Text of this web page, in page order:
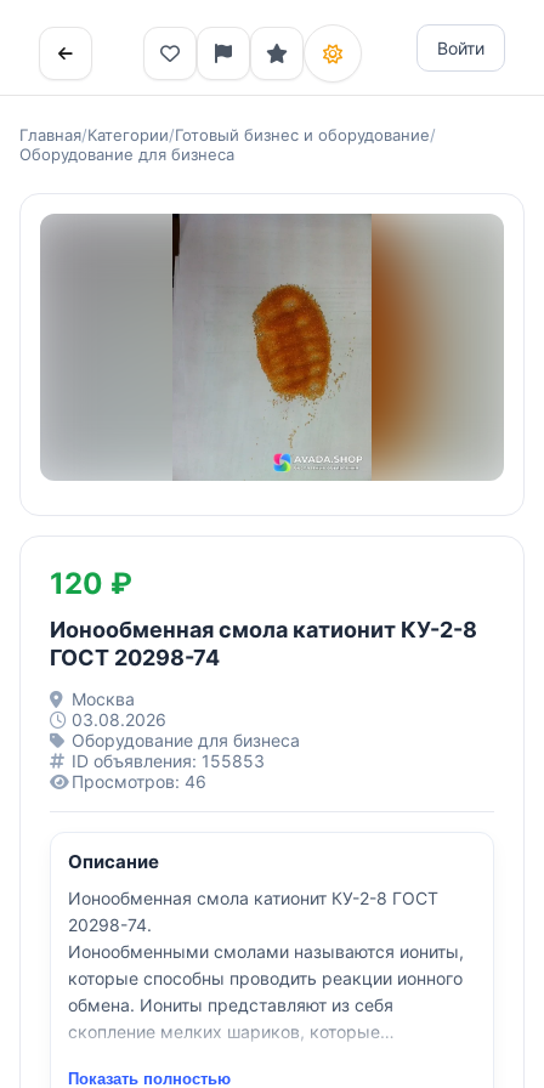
Войти
Главная/Категории/Готовый бизнес и оборудование/
Оборудование для бизнеса
120 ₽
Ионообменная смола катионит КУ-2-8
ГОСТ 20298-74
Москва
03.08.2026
Оборудование для бизнеса
ID объявления: 155853
Просмотров: 46
Описание
Ионообменная смола катионит КУ-2-8 ГОСТ
20298-74.
Ионообменными смолами называются иониты,
которые способны проводить реакции ионного
обмена. Иониты представляют из себя
скопление мелких шариков, которые
Показать полностью